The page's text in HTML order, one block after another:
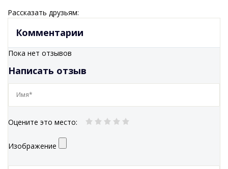
Рассказать друзьям:
Комментарии
Пока нет отзывов
Написать отзыв
Оцените это место:
Изображение